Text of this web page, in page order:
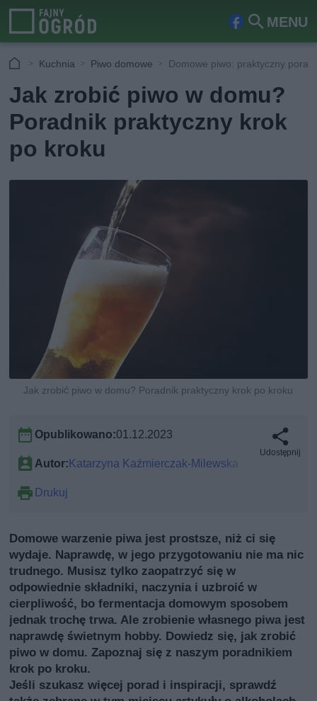
MENU
Fa
ook
Szu
kaj
Kuchnia Piwo domowe Domowe piwo: praktyczny
Jak zrobić piwo w domu?
Poradnik praktyczny krok
po kroku
Jak zrobić piwo w domu? Poradnik praktyczny krok po kroku
Opublikowano:01.12.2023
Autor:Katarzyna Kaźmierczak-Milewska
Drukuj
Udostępnij
Domowe warzenie piwa jest prostsze, niż ci się
wydaje. Naprawdę, w jego przygotowaniu nie ma nic
trudnego. Musisz tylko zaopatrzyć się w
odpowiednie składniki, naczynia i uzbroić w
cierpliwość, bo fermentacja domowym sposobem
jednak trochę trwa. Ale zrobienie własnego piwa jest
naprawdę świetnym hobby. Dowiedz się, jak zrobić
piwo w domu. Zapoznaj się z naszym poradnikiem
krok po kroku.
Jeśli szukasz więcej porad i inspiracji, sprawdź